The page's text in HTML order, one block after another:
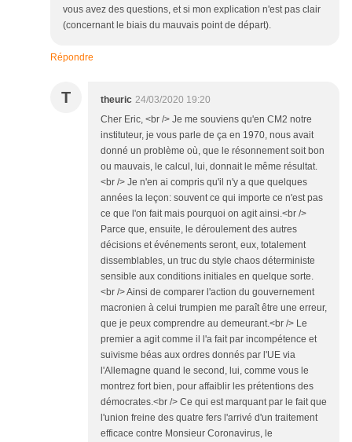
vous avez des questions, et si mon explication n'est pas clair
(concernant le biais du mauvais point de départ).
Répondre
T theuric 24/03/2020 19:20
Cher Eric, <br /> Je me souviens qu'en CM2 notre
instituteur, je vous parle de ça en 1970, nous avait
donné un problème où, que le résonnement soit bon
ou mauvais, le calcul, lui, donnait le même résultat.
<br /> Je n'en ai compris qu'il n'y a que quelques
années la leçon: souvent ce qui importe ce n'est pas
ce que l'on fait mais pourquoi on agit ainsi.<br />
Parce que, ensuite, le déroulement des autres
décisions et événements seront, eux, totalement
dissemblables, un truc du style chaos déterministe
sensible aux conditions initiales en quelque sorte.
<br /> Ainsi de comparer l'action du gouvernement
macronien à celui trumpien me paraît être une erreur,
que je peux comprendre au demeurant.<br /> Le
premier a agit comme il l'a fait par incompétence et
suivisme béas aux ordres donnés par l'UE via
l'Allemagne quand le second, lui, comme vous le
montrez fort bien, pour affaiblir les prétentions des
démocrates.<br /> Ce qui est marquant par le fait que
l'union freine des quatre fers l'arrivé d'un traitement
efficace contre Monsieur Coronavirus, le